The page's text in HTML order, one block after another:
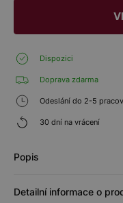
Dispozici
Doprava zdarma
Odeslání do 2-5
30 dní na vrácení
Popis
Detailní informace o